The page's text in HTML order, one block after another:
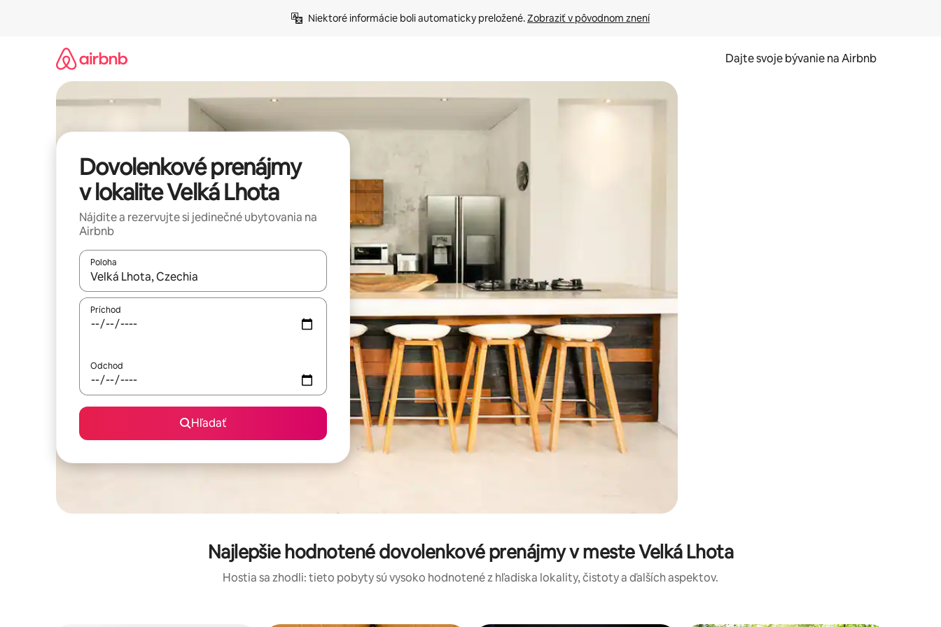
Niektoré informácie boli automaticky preložené. Zobraziť v pôvodnom znení
Dajte svoje bývanie na Airbnb
Dovolenkové prenájmy
v lokalite Velká Lhota
Nájdite a rezervujte si jedinečné ubytovania na
Airbnb
Poloha
Keď budú výsledky k dispozícii, môžete si ich prechádzať pomocou klávesov so šípkami nahor a nadol alebo ich preskúmať pomocou dotykových gest či potiahnutia prstom.
Príchod
Odchod
Hľadať
Najlepšie hodnotené dovolenkové prenájmy v meste Velká Lhota
Hostia sa zhodli: tieto pobyty sú vysoko hodnotené z hľadiska lokality, čistoty a ďalších aspektov.